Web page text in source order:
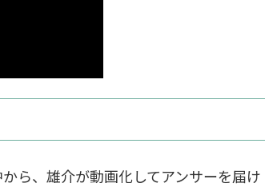
ら、雄介が動画化してアンサーを届け